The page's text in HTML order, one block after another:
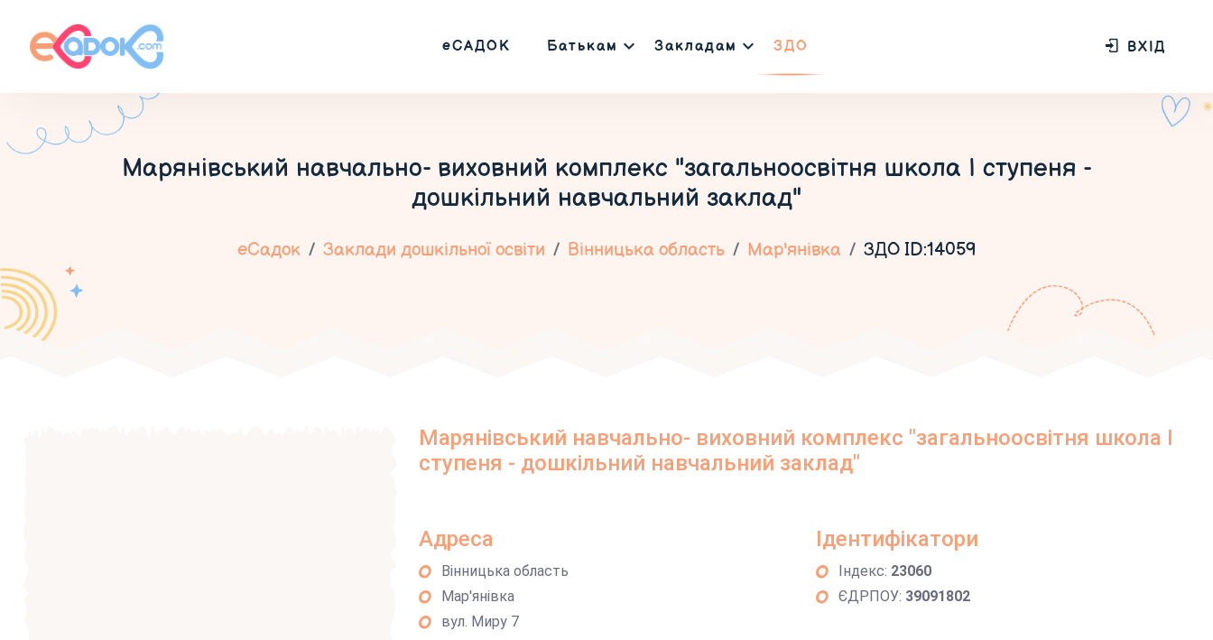
еСАДОК Батькам Закладам ЗДО ВХІД
Марянівський навчально- виховний комплекс "загальноосвітня школа І ступеня -
дошкільний навчальний заклад"
еСадок Заклади дошкільної освіти Вінницька область Мар'янівка ЗДО ID:14059
Марянівський навчально- виховний комплекс "загальноосвітня школа І
ступеня - дошкільний навчальний заклад"
Адреса
Вінницька область
Мар'янівка
вул. Миру 7
Ідентифікатори
Індекс: 23060
ЄДРПОУ: 39091802